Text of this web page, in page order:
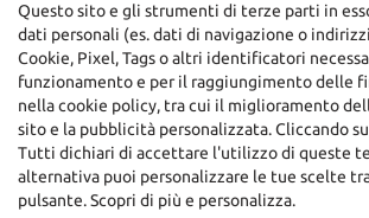
Auto & Motori Di Daniele Bagozzi
Via della Stella, 138, Concesio (BS)
C.F/P.IVA:
03856060987
Registro delle imprese:BS
Questo sito e gli strumenti di terze parti in
dati personali (es. dati di navigazione o
Cookie, Pixel, Tags o altri identificatori
funzionamento e per il raggiungimento delle
nella cookie policy, tra cui il miglioramento
sito e la pubblicità personalizzata. Cliccando
Tutti dichiari di accettare l'utilizzo di queste
alternativa puoi personalizzare le tue scelte
pulsante. Scopri di più e personalizza.